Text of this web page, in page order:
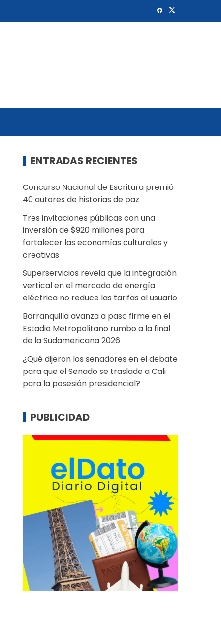
ENTRADAS RECIENTES
Concurso Nacional de Escritura premió
40 autores de historias de paz
Tres invitaciones públicas con una
inversión de $920 millones para
fortalecer las economías culturales y
creativas
Superservicios revela que la integración
vertical en el mercado de energía
eléctrica no reduce las tarifas al usuario
Barranquilla avanza a paso firme en el
Estadio Metropolitano rumbo a la final
de la Sudamericana 2026
¿Qué dijeron los senadores en el debate
para que el Senado se traslade a Cali
para la posesión presidencial?
PUBLICIDAD